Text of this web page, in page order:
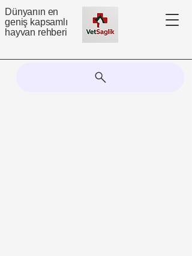
Dünyanın en
geniş kapsamlı
hayvan rehberi